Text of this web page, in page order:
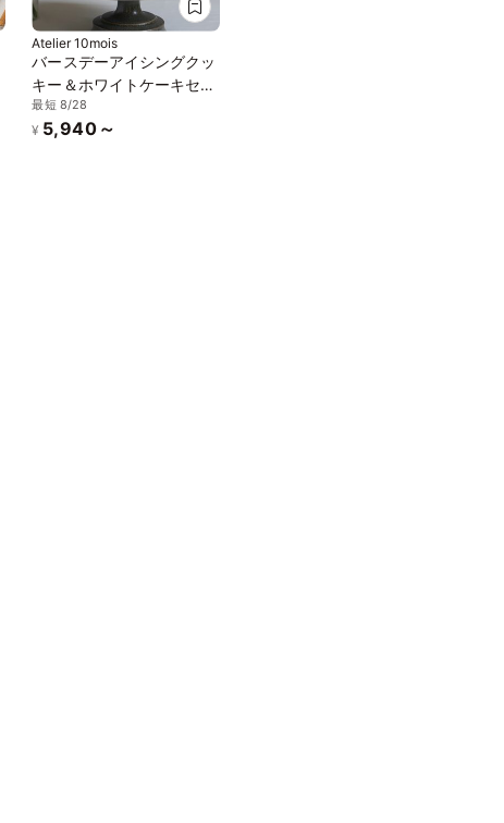
Atelier 10mois
バースデーアイシングクッ
キー＆ホワイトケーキセッ
ト 恐竜 3号 9cm ◎ / 名入
れ バースデーケーキ スマ
最短 8/28
¥ 5,940～